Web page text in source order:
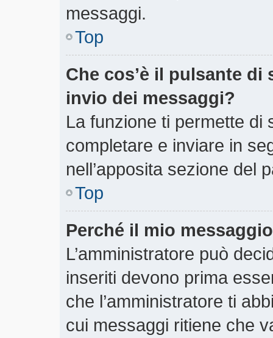
messaggi.
Top
Che cos’è il pulsante
invio dei messaggi?
La funzione ti permette di
completare e inviare in
nell’apposita sezione del
Top
Perché il mio
L’amministratore può
inseriti devono prima
che l’amministratore ti
cui messaggi ritiene che